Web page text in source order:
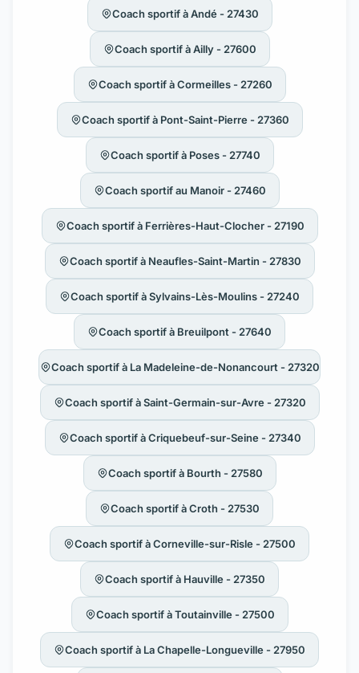
Coach sportif à Andé - 27430
Coach sportif à Ailly - 27600
Coach sportif à Cormeilles - 27260
Coach sportif à Pont-Saint-Pierre - 27360
Coach sportif à Poses - 27740
Coach sportif au Manoir - 27460
Coach sportif à Ferrières-Haut-Clocher - 27190
Coach sportif à Neaufles-Saint-Martin - 27830
Coach sportif à Sylvains-Lès-Moulins - 27240
Coach sportif à Breuilpont - 27640
Coach sportif à La Madeleine-de-Nonancourt - 27320
Coach sportif à Saint-Germain-sur-Avre - 27320
Coach sportif à Criquebeuf-sur-Seine - 27340
Coach sportif à Bourth - 27580
Coach sportif à Croth - 27530
Coach sportif à Corneville-sur-Risle - 27500
Coach sportif à Hauville - 27350
Coach sportif à Toutainville - 27500
Coach sportif à La Chapelle-Longueville - 27950